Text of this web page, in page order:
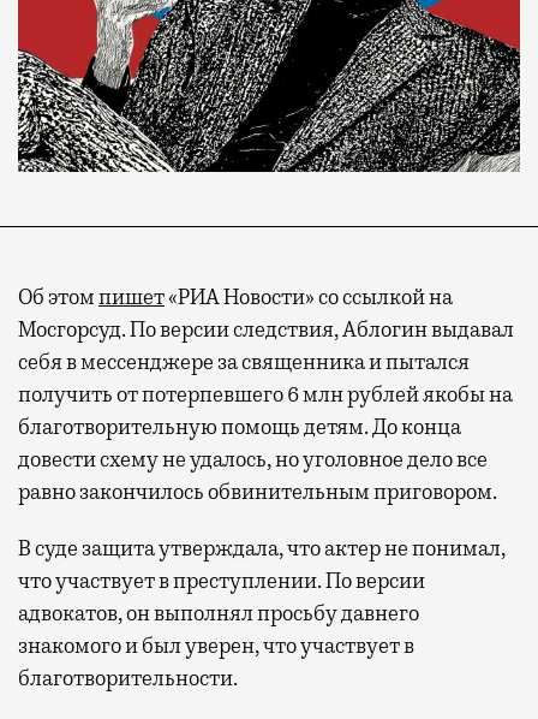
Об этомпишет«РИА Новости» со ссылкой на
Мосгорсуд. По версии следствия, Аблогин выдавал
себя в мессенджере за священника и пытался
получить от потерпевшего 6 млн рублей якобы на
благотворительную помощь детям. До конца
довести схему не удалось, но уголовное дело все
равно закончилось обвинительным приговором.
В суде защита утверждала, что актер не понимал,
что участвует в преступлении. По версии
адвокатов, он выполнял просьбу давнего
знакомого и был уверен, что участвует в
благотворительности.